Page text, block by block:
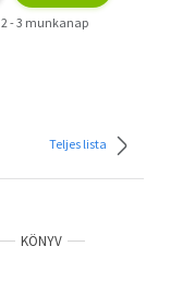
2 - 3 munkanap
Teljes lista
KÖNYV